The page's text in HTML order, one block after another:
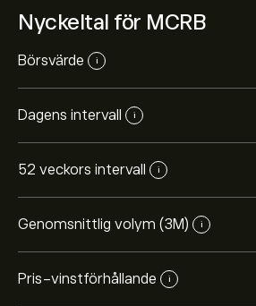
Nyckeltal för MCRB
Börsvärde i
Dagens intervall i
52 veckors intervall i
Genomsnittlig volym (3M) i
Pris-vinstförhållande i